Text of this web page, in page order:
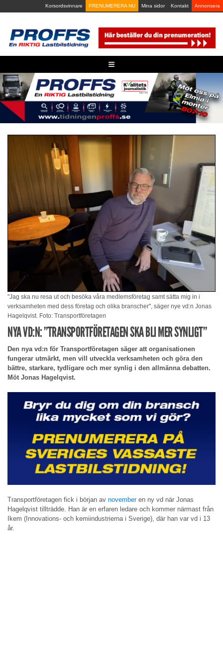
to
Korsordsvinnare PRENUMERERA NU Mina sidor Kontakt Annonsera
≡
"Jag ska nu resa ut och besöka våra medlemsföretag samt sätta mig in i
verksamheten med dess företag och olika branscher", säger nye vd:n Jonas
Hagelqvist. Foto: Transportföretagen
NYA VD:N: ”TRANSPORTFÖRETAGEN SKA BLI MER SYNLIGT”
Den nya vd:n för Transportföretagen säger att organisationen
fungerar utmärkt, men vill utveckla verksamheten och göra den
bättre, starkare, tydligare och mer synlig i den allmänna debatten.
Möt Jonas Hagelqvist.
Transportföretagen fick i början av novemberen ny vd när Jonas
Hagelqvist tillträdde. Han är en erfaren ledare och kommer närmast från
Ikem (Innovations- och kemiindustrierna i Sverige), där han var vd i 13
år.